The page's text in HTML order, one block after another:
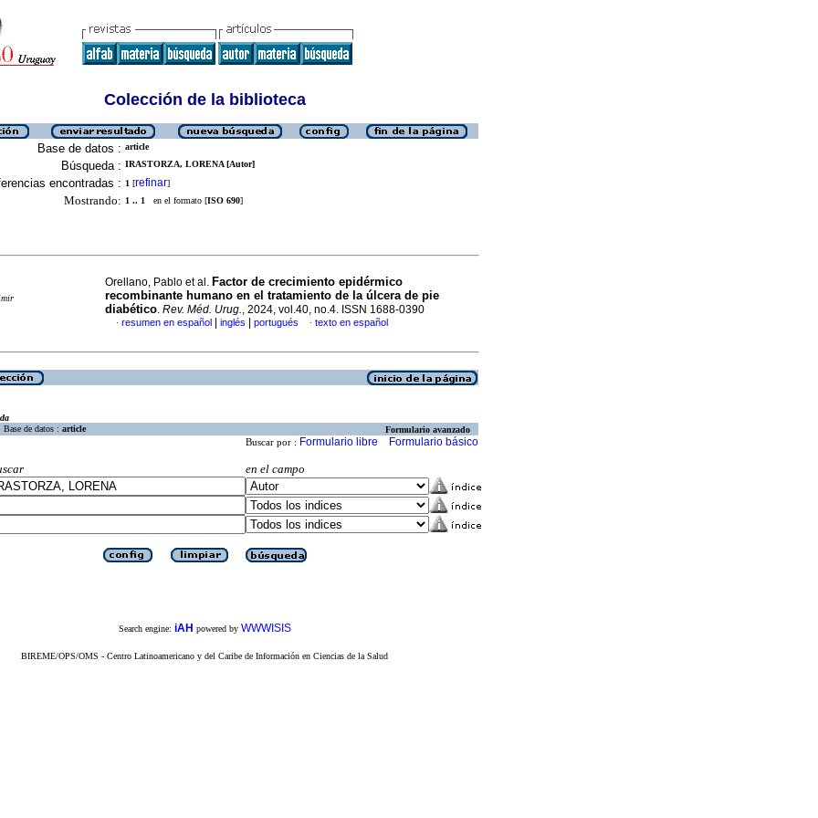
Colección de la biblioteca
Base de datos : article
Búsqueda : IRASTORZA, LORENA [Autor]
encontradas : 1 [refinar]
Mostrando: 1 .. 1 en el formato [ISO 690]
Orellano, Pablo et al. Factor de crecimiento epidérmico
recombinante humano en el tratamiento de la úlcera de pie
diabético. Rev. Méd. Urug., 2024, vol.40, no.4. ISSN 1688-0390
· resumen en español inglés portugués · texto en español
Base de datos : article Formulario avanzado
Buscar por : Formulario libre Formulario básico
en el campo
Search engine: iAH powered by WWWISIS
BIREME/OPS/OMS - Centro Latinoamericano y del Caribe de Información en Ciencias de la Salud